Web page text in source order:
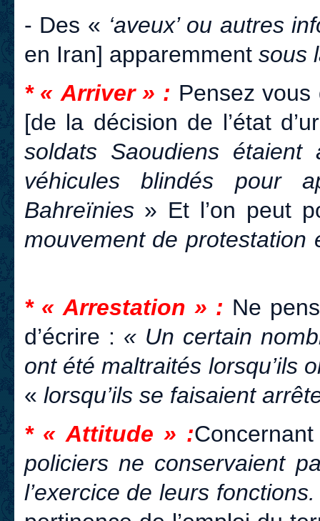
- Des « ‘aveux’ ou autres
en Iran] apparemmentsous
* « Arriver » : Pensez vous
[de la décision de l’état
soldats Saoudiens
véhicules blindés pour
Bahreïnies » Et l’on peut
mouvement de
* « Arrestation » : Ne
d’écrire : « Un certain
ont été maltraités lorsqu’ils
« lorsqu’ils se faisaient
* « Attitude » :
policiers ne conservaient
l’exercice de leurs